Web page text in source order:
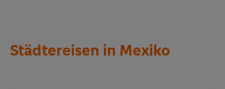
Städtereisen in Mexiko